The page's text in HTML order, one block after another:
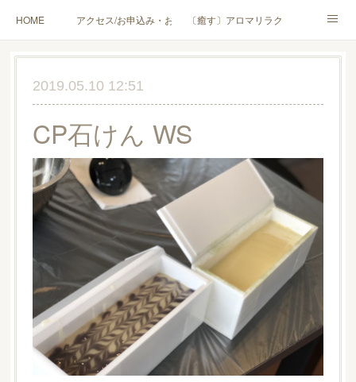
HOME アクセス/お申込み・お問合せ〔癒す〕アロマリラクゼーション
〔学ぶ〕AEAJ資格対応コース〔学ぶ〕トリートメント実技講座／介護アロマ講座
ハンモックよもぎ蒸し® HAMMOCK SAUNA® アカデミー厚木校
ハンモックタイ古式協会® 厚木校出張講座(個人／企業・団体) PROFILE
Instagram コラム YouTube［アロマ・ハーブクラフト］
2019.05.10 12:51
CP石けん WS